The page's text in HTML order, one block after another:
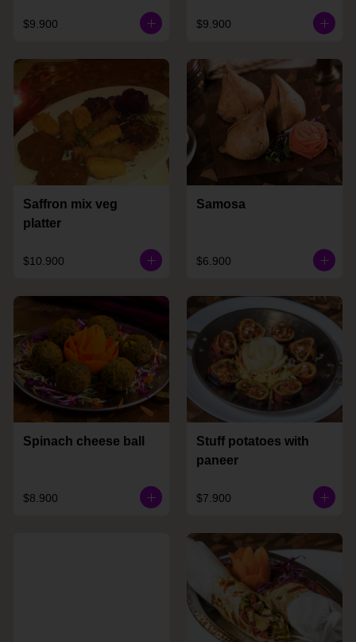
$9.900 $9.900
Saffron mix veg
platter
$10.900
Samosa
$6.900
Spinach cheese ball
$8.900
Stuff potatoes with
paneer
$7.900